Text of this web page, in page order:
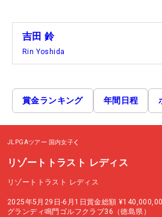
吉田 鈴
Rin Yoshida
賞金ランキング 年間日程
JLPGAツアー 国内女子
リゾートトラスト レディス
リゾートトラスト レディス
2025年5月29日-6月1日賞金総額
グランディ鳴門ゴルフクラブ36（徳島県）